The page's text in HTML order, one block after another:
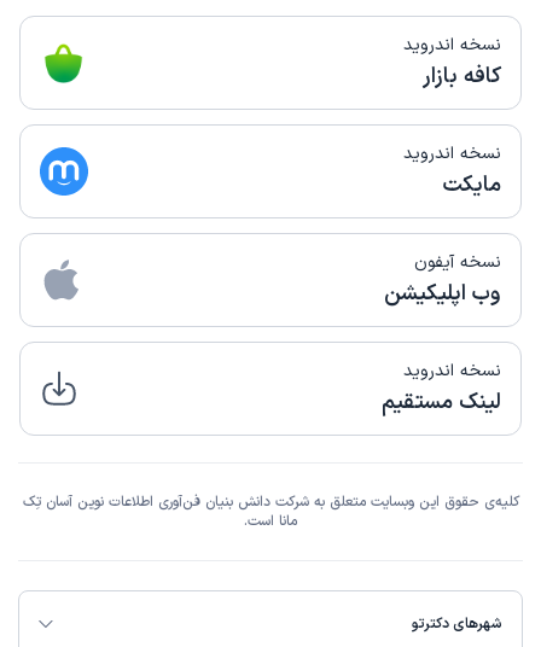
نسخه اندروید
کافه بازار
نسخه اندروید
مایکت
نسخه آیفون
وب اپلیکیشن
نسخه اندروید
لینک مستقیم
کلیه‌ی حقوق این وبسایت متعلق به شرکت دانش بنیان فن‌آوری اطلاعات نوین آسان تِک
مانا است.
شهرهای دکترتو